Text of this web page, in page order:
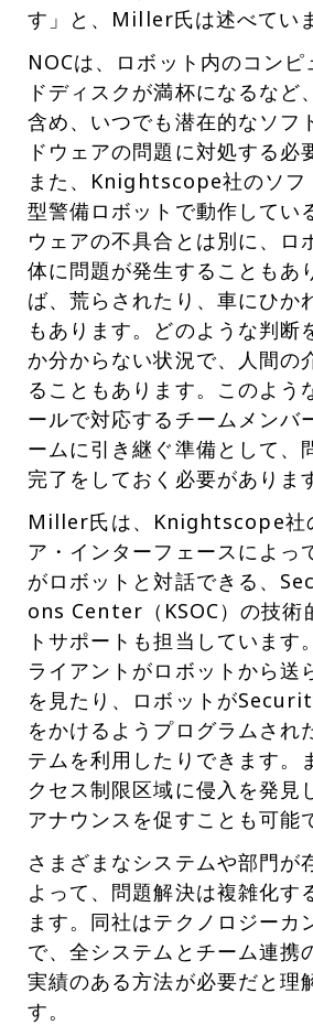
す」と、Miller氏は述べてい
NOCは、ロボット内のコンピ
ドディスクが満杯になるなど
含め、いつでも潜在的なソフ
ドウェアの問題に対処する必
また、Knightscope社のソフ
型警備ロボットで動作してい
ウェアの不具合とは別に、ロ
体に問題が発生することもあ
ば、荒らされたり、車にひか
もあります。どのような判断
か分からない状況で、人間の
ることもあります。このよう
ールで対応するチームメンバ
ームに引き継ぐ準備として、
完了をしておく必要がありま
Miller氏は、Knightscope社
ア・インターフェースによっ
がロボットと対話できる、
ons Center（KSOC）の技術
トサポートも担当しています
ライアントがロボットから送
を見たり、ロボットが
をかけるようプログラムされ
テムを利用したりできます。
クセス制限区域に侵入を発見
アナウンスを促すことも可能
さまざまなシステムや部門が
よって、問題解決は複雑化す
ます。同社はテクノロジーカ
で、全システムとチーム連携
実績のある方法が必要だと理
す。